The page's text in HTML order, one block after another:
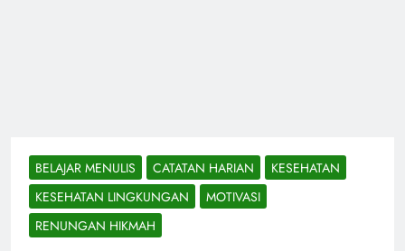
BELAJAR MENULIS CATATAN HARIAN
KESEHATAN
KESEHATAN LINGKUNGAN
MOTIVASI
RENUNGAN HIKMAH